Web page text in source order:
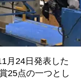
月24日発表した
25点の一つとし